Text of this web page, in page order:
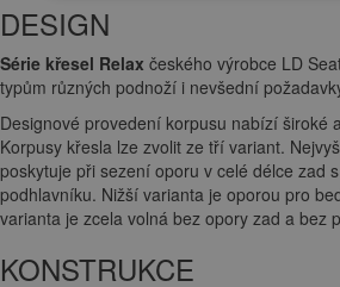
DESIGN
Série křesel Relax českého výrobce LD
typům různých podnoží i nevšední
Designové provedení korpusu nabízí široké
Korpusy křesla lze zvolit ze tří variant.
poskytuje při sezení oporu v celé délce zad
podhlavníku. Nižší varianta je oporou pro
varianta je zcela volná bez opory zad a bez
KONSTRUKCE